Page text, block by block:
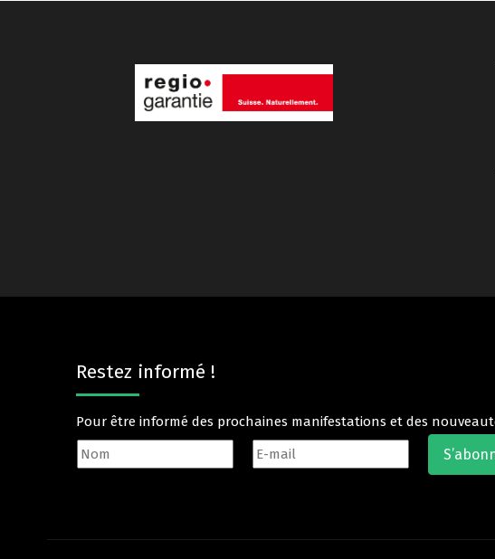
Restez informé !
Pour être informé des prochaines manifestations et des